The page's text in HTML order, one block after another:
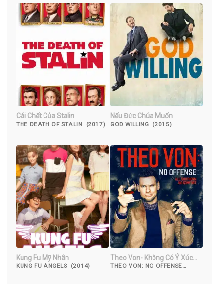
Cái Chết Của Stalin
THE DEATH OF STALIN (2017)
Nếu Đức Chúa Muốn
GOD WILLING (2015)
Kung Fu Mỹ Nhân
KUNG FU ANGELS (2014)
Theo Von- Không Có Ý Xúc
Phạm
THEO VON: NO OFFENSE